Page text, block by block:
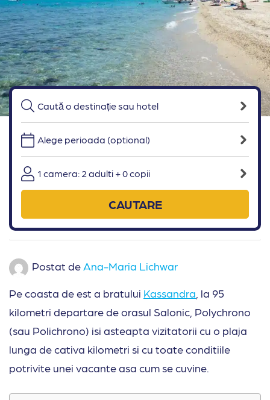
Alege perioada (optional)
1 camera: 2 adulti + 0 copii
CAUTARE
Postat de Ana-Maria Lichwar
Pe coasta de est a bratului Kassandra , la 95
kilometri departare de orasul Salonic, Polychrono
(sau Polichrono) isi asteapta vizitatorii cu o plaja
lunga de cativa kilometri si cu toate conditiile
potrivite unei vacante asa cum se cuvine.